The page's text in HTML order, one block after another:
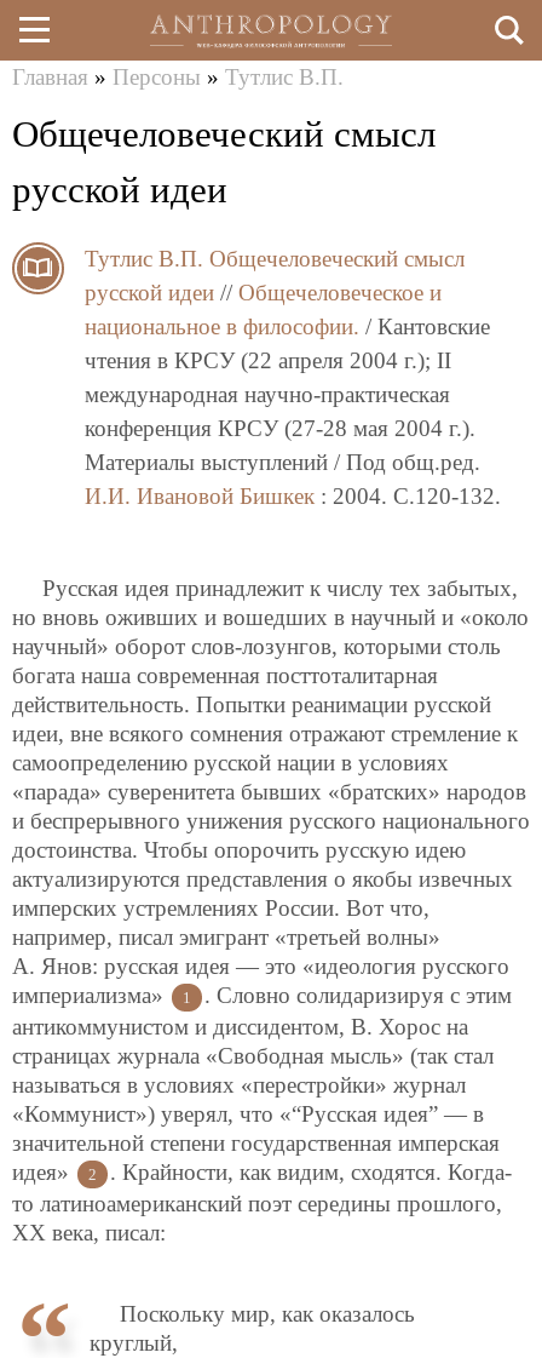
Перейти
к
основному
здесь
Главная » Персоны » Тутлис В.П.
Общечеловеческий смысл
русской идеи
Тутлис В.П. Общечеловеческий смысл
русской идеи // Общечеловеческое и
национальное в философии. / Кантовские
чтения в КРСУ (22 апреля 2004 г.); II
международная научно-практическая
конференция КРСУ (27-28 мая 2004 г.).
Материалы выступлений / Под общ.ред.
И.И. Ивановой Бишкек : 2004. C.120-132.
Русская идея принадлежит к числу тех забытых,
но вновь оживших и вошедших в научный и «около
научный» оборот слов-лозунгов, которыми столь
богата наша современная посттоталитарная
действительность. Попытки реанимации русской
идеи, вне всякого сомнения отражают стремление к
самоопределению русской нации в условиях
«парада» суверенитета бывших «братских» народов
и беспрерывного унижения русского национального
достоинства. Чтобы опорочить русскую идею
актуализируются представления о якобы извечных
имперских устремлениях России. Вот что,
например, писал эмигрант «третьей волны»
А. Янов: русская идея — это «идеология русского
империализма»
1
. Словно солидаризируя с этим
антикоммунистом и диссидентом, В. Хорос на
страницах журнала «Свободная мысль» (так стал
называться в условиях «перестройки» журнал
«Коммунист») уверял, что «“Русская идея” — в
значительной степени государственная имперская
идея»
2
. Крайности, как видим, сходятся. Когда-
то латиноамериканский поэт середины прошлого,
ХХ века, писал:
Поскольку мир, как оказалось
круглый,